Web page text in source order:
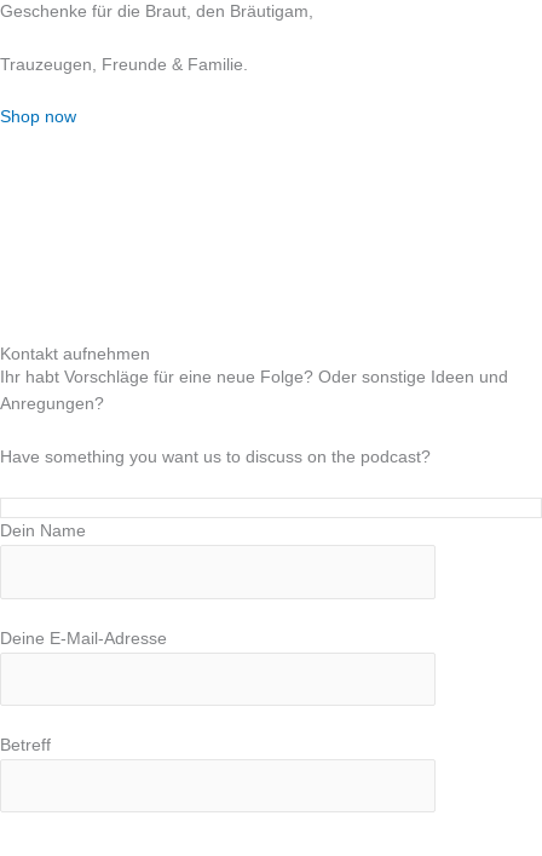
Geschenke für die Braut, den Bräutigam,
Trauzeugen, Freunde & Familie.
Shop now
Kontakt aufnehmen
Ihr habt Vorschläge für eine neue Folge? Oder sonstige Ideen und
Anregungen?
Have something you want us to discuss on the podcast?
Dein Name
Deine E-Mail-Adresse
Betreff